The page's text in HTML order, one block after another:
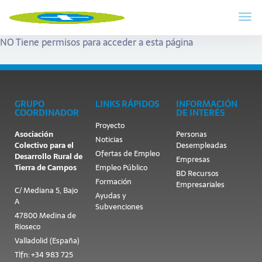
NO Tiene permisos para acceder a esta página
GRUPO
COORDINADOR
Asociación
Colectivo para el
Desarrollo Rural de
Tierra de Campos
C/ Mediana 5, Bajo
A
47800 Medina de
Rioseco
Valladolid (España)
Tlfn: +34 983 725
LINKS RÁPIDOS
Proyecto
Noticias
Ofertas de Empleo
Empleo Público
Formación
Ayudas y
Subvenciones
INFORMACIÓN
DE INTERÉS
Personas
Desempleadas
Empresas
BD Recursos
Empresariales